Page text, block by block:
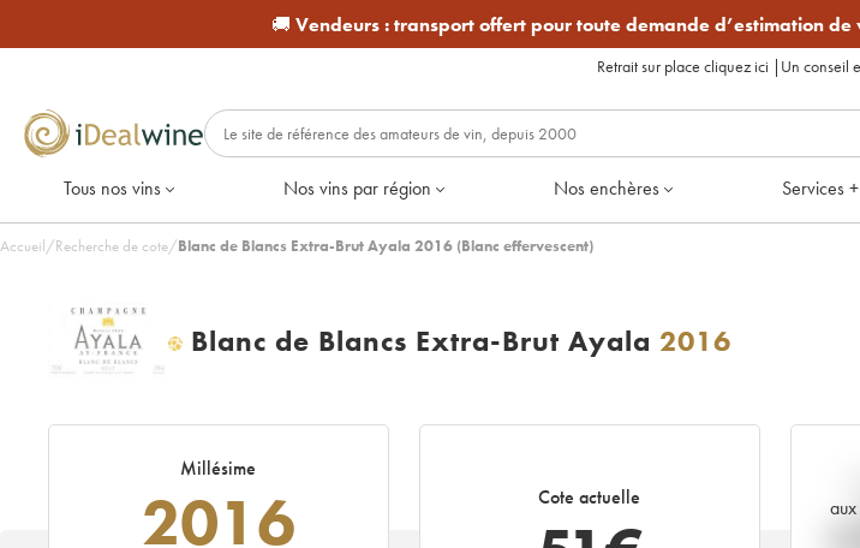
🚚 Vendeurs :transport offert pour toute demande d’estimation de
Retrait sur place cliquez ici | Un conseil
Tous nos vins Nos vins par région Nos enchères Services +
Accueil/Recherche de cote/Blanc de Blancs Extra-Brut Ayala 2016 (Blanc effervescent)
H Blanc de Blancs Extra-Brut Ayala 2016
Millésime
2016 Cote actuelle